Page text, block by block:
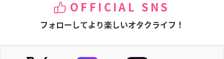
OFFICIAL SNS
フォローしてより楽しいオタクライフ！